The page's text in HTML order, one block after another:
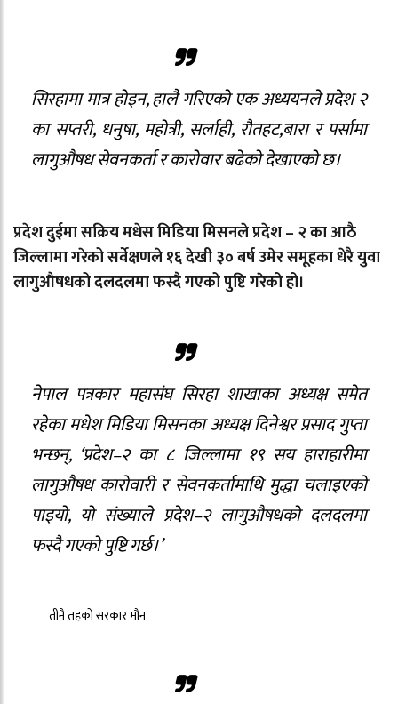
सिरहामा मात्र होइन, हालै गरिएको एक अध्ययनले प्रदेश २
का सप्तरी, धनुषा, महोत्री, सर्लाही, रौतहट,बारा र पर्सामा
लागुऔषध सेवनकर्ता र कारोवार बढेको देखाएको छ।
प्रदेश दुईमा सक्रिय मधेस मिडिया मिसनले प्रदेश – २ का आठै
जिल्लामा गरेको सर्वेक्षणले १६ देखी ३० बर्ष उमेर समूहका धेरै युवा
लागुऔषधको दलदलमा फस्दै गएको पुष्टि गरेको हो।
नेपाल पत्रकार महासंघ सिरहा शाखाका अध्यक्ष समेत
रहेका मधेश मिडिया मिसनका अध्यक्ष दिनेश्वर प्रसाद गुप्ता
भन्छन्, ‘प्रदेश–२ का ८ जिल्लामा १९ सय हाराहारीमा
लागुऔषध कारोवारी र सेवनकर्तामाथि मुद्धा चलाइएको
पाइयो, यो संख्याले प्रदेश–२ लागुऔषधको दलदलमा
फस्दै गएको पुष्टि गर्छ।’
तीनै तहको सरकार मौन